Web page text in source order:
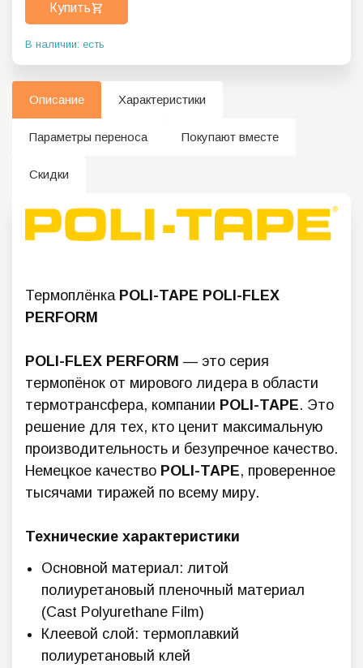
Купить
В наличии: есть
Описание Характеристики
Параметры переноса Покупают вместе
Скидки
Термоплёнка POLI-TAPE POLI-FLEX
PERFORM
POLI-FLEX PERFORM — это серия
термопёнок от мирового лидера в области
термотрансфера, компании POLI-TAPE. Это
решение для тех, кто ценит максимальную
производительность и безупречное качество.
Немецкое качество POLI-TAPE, проверенное
тысячами тиражей по всему миру.
Технические характеристики
Основной материал: литой
полиуретановый пленочный материал
(Cast Polyurethane Film)
Клеевой слой: термоплавкий
полиуретановый клей